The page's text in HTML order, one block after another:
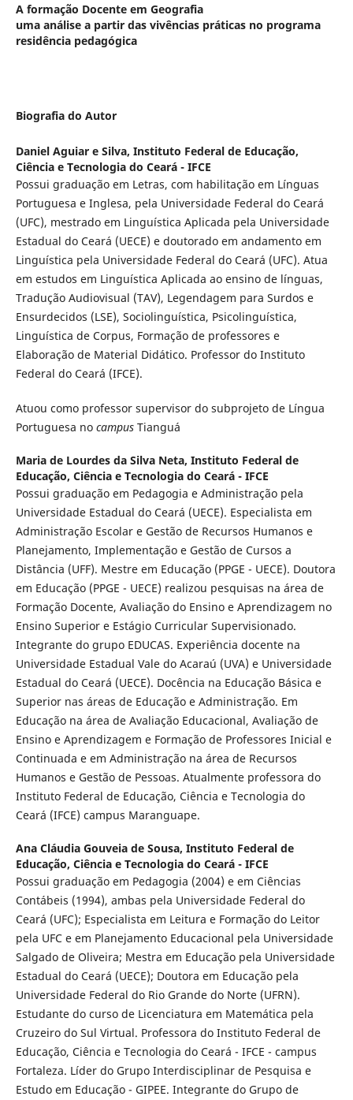
A formação Docente em Geografia
uma análise a partir das vivências práticas no programa
residência pedagógica
Biografia do Autor
Daniel Aguiar e Silva, Instituto Federal de Educação,
Ciência e Tecnologia do Ceará - IFCE
Possui graduação em Letras, com habilitação em Línguas
Portuguesa e Inglesa, pela Universidade Federal do Ceará
(UFC), mestrado em Linguística Aplicada pela Universidade
Estadual do Ceará (UECE) e doutorado em andamento em
Linguística pela Universidade Federal do Ceará (UFC). Atua
em estudos em Linguística Aplicada ao ensino de línguas,
Tradução Audiovisual (TAV), Legendagem para Surdos e
Ensurdecidos (LSE), Sociolinguística, Psicolinguística,
Linguística de Corpus, Formação de professores e
Elaboração de Material Didático. Professor do Instituto
Federal do Ceará (IFCE).
Atuou como professor supervisor do subprojeto de Língua
Portuguesa no campusTianguá
Maria de Lourdes da Silva Neta, Instituto Federal de
Educação, Ciência e Tecnologia do Ceará - IFCE
Possui graduação em Pedagogia e Administração pela
Universidade Estadual do Ceará (UECE). Especialista em
Administração Escolar e Gestão de Recursos Humanos e
Planejamento, Implementação e Gestão de Cursos a
Distância (UFF). Mestre em Educação (PPGE - UECE). Doutora
em Educação (PPGE - UECE) realizou pesquisas na área de
Formação Docente, Avaliação do Ensino e Aprendizagem no
Ensino Superior e Estágio Curricular Supervisionado.
Integrante do grupo EDUCAS. Experiência docente na
Universidade Estadual Vale do Acaraú (UVA) e Universidade
Estadual do Ceará (UECE). Docência na Educação Básica e
Superior nas áreas de Educação e Administração. Em
Educação na área de Avaliação Educacional, Avaliação de
Ensino e Aprendizagem e Formação de Professores Inicial e
Continuada e em Administração na área de Recursos
Humanos e Gestão de Pessoas. Atualmente professora do
Instituto Federal de Educação, Ciência e Tecnologia do
Ceará (IFCE) campus Maranguape.
Ana Cláudia Gouveia de Sousa, Instituto Federal de
Educação, Ciência e Tecnologia do Ceará - IFCE
Possui graduação em Pedagogia (2004) e em Ciências
Contábeis (1994), ambas pela Universidade Federal do
Ceará (UFC); Especialista em Leitura e Formação do Leitor
pela UFC e em Planejamento Educacional pela Universidade
Salgado de Oliveira; Mestra em Educação pela Universidade
Estadual do Ceará (UECE); Doutora em Educação pela
Universidade Federal do Rio Grande do Norte (UFRN).
Estudante do curso de Licenciatura em Matemática pela
Cruzeiro do Sul Virtual. Professora do Instituto Federal de
Educação, Ciência e Tecnologia do Ceará - IFCE - campus
Fortaleza. Líder do Grupo Interdisciplinar de Pesquisa e
Estudo em Educação - GIPEE. Integrante do Grupo de